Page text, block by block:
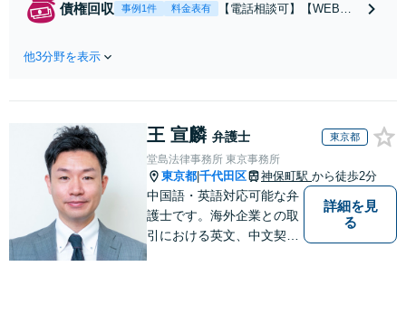
素材メーカーで20年勤務、
債権回収 事例1件 料金表有
【電話相談可】【WEB面
請負代金の未払い、取引先
業間の債権回収に幅広く対
応「フリーランスの報酬未
払いもご相談ください」
他3分野を表示
王 宣麟 弁護士 東京都
堂島法律事務所 東京事務所
東京都 千代田区 神保町駅 から徒歩2分
中国語・英語対応可能な弁
護士です。海外企業との取
引における英文、中文契約
詳細を見
る